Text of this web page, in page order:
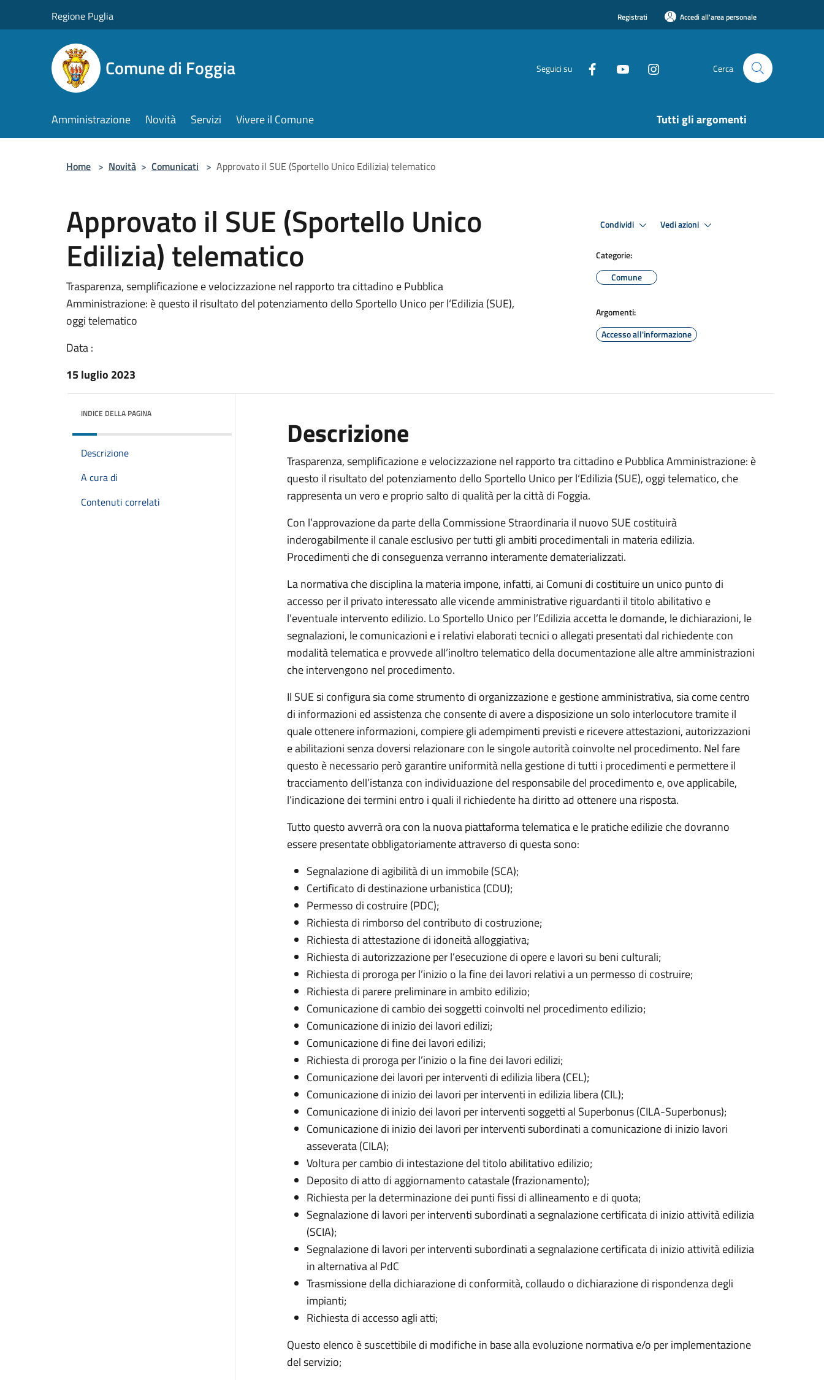
Regione Puglia Registrati Accedi all'area personale
Comune di Foggia Seguici su Cerca
Amministrazione Novità Servizi Vivere il Comune Tutti gli argomenti
Home > Novità > Comunicati > Approvato il SUE (Sportello Unico Edilizia) telematico
Approvato il SUE (Sportello Unico
Edilizia) telematico
Trasparenza, semplificazione e velocizzazione nel rapporto tra cittadino e Pubblica
Amministrazione: è questo il risultato del potenziamento dello Sportello Unico per l‘Edilizia (SUE),
oggi telematico
Data :
15 luglio 2023
Condividi Vedi azioni
Categorie:
Comune
Argomenti:
Accesso all'informazione
INDICE DELLA PAGINA
Descrizione
A cura di
Contenuti correlati
Descrizione
Trasparenza, semplificazione e velocizzazione nel rapporto tra cittadino e Pubblica Amministrazione: è
questo il risultato del potenziamento dello Sportello Unico per l‘Edilizia (SUE), oggi telematico, che
rappresenta un vero e proprio salto di qualità per la città di Foggia.
Con l’approvazione da parte della Commissione Straordinaria il nuovo SUE costituirà
inderogabilmente il canale esclusivo per tutti gli ambiti procedimentali in materia edilizia.
Procedimenti che di conseguenza verranno interamente dematerializzati.
La normativa che disciplina la materia impone, infatti, ai Comuni di costituire un unico punto di
accesso per il privato interessato alle vicende amministrative riguardanti il titolo abilitativo e
l’eventuale intervento edilizio. Lo Sportello Unico per l’Edilizia accetta le domande, le dichiarazioni, le
segnalazioni, le comunicazioni e i relativi elaborati tecnici o allegati presentati dal richiedente con
modalità telematica e provvede all’inoltro telematico della documentazione alle altre amministrazioni
che intervengono nel procedimento.
Il SUE si configura sia come strumento di organizzazione e gestione amministrativa, sia come centro
di informazioni ed assistenza che consente di avere a disposizione un solo interlocutore tramite il
quale ottenere informazioni, compiere gli adempimenti previsti e ricevere attestazioni, autorizzazioni
e abilitazioni senza doversi relazionare con le singole autorità coinvolte nel procedimento. Nel fare
questo è necessario però garantire uniformità nella gestione di tutti i procedimenti e permettere il
tracciamento dell’istanza con individuazione del responsabile del procedimento e, ove applicabile,
l’indicazione dei termini entro i quali il richiedente ha diritto ad ottenere una risposta.
Tutto questo avverrà ora con la nuova piattaforma telematica e le pratiche edilizie che dovranno
essere presentate obbligatoriamente attraverso di questa sono:
Segnalazione di agibilità di un immobile (SCA);
Certificato di destinazione urbanistica (CDU);
Permesso di costruire (PDC);
Richiesta di rimborso del contributo di costruzione;
Richiesta di attestazione di idoneità alloggiativa;
Richiesta di autorizzazione per l’esecuzione di opere e lavori su beni culturali;
Richiesta di proroga per l’inizio o la fine dei lavori relativi a un permesso di costruire;
Richiesta di parere preliminare in ambito edilizio;
Comunicazione di cambio dei soggetti coinvolti nel procedimento edilizio;
Comunicazione di inizio dei lavori edilizi;
Comunicazione di fine dei lavori edilizi;
Richiesta di proroga per l’inizio o la fine dei lavori edilizi;
Comunicazione dei lavori per interventi di edilizia libera (CEL);
Comunicazione di inizio dei lavori per interventi in edilizia libera (CIL);
Comunicazione di inizio dei lavori per interventi soggetti al Superbonus (CILA-Superbonus);
Comunicazione di inizio dei lavori per interventi subordinati a comunicazione di inizio lavori
asseverata (CILA);
Voltura per cambio di intestazione del titolo abilitativo edilizio;
Deposito di atto di aggiornamento catastale (frazionamento);
Richiesta per la determinazione dei punti fissi di allineamento e di quota;
Segnalazione di lavori per interventi subordinati a segnalazione certificata di inizio attività edilizia
(SCIA);
Segnalazione di lavori per interventi subordinati a segnalazione certificata di inizio attività edilizia
in alternativa al PdC
Trasmissione della dichiarazione di conformità, collaudo o dichiarazione di rispondenza degli
impianti;
Richiesta di accesso agli atti;
Questo elenco è suscettibile di modifiche in base alla evoluzione normativa e/o per implementazione
del servizio;